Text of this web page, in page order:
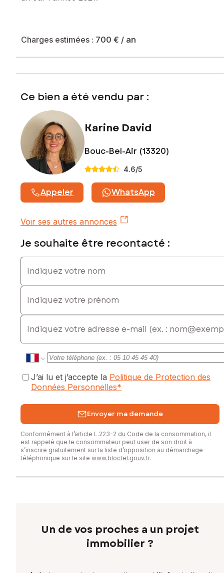
Charges estimées : 700 € / an
Ce bien a été vendu par :
Karine David
Bouc-Bel-Air (13320)
4.6/5
Appeler WhatsApp
Voir ses autres annonces
Je souhaite être recontacté :
Indiquez votre nom
Indiquez votre prénom
E-mail
J’ai lu et j’accepte la Politique de Protection des
Données Personnelles*
Envoyer ma demande
Conformément à l’article L.223-2 du Code de la consommation, il
est rappelé que le consommateur peut user de son droit à
s’inscrire gratuitement sur la liste d’opposition au démarchage
téléphonique sur le site www.bloctel.gouv.fr.
Un de vos proches a un projet
immobilier ?